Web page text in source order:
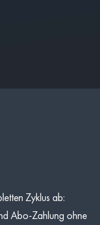
Zyklus ab:
Abo-Zahlung ohne